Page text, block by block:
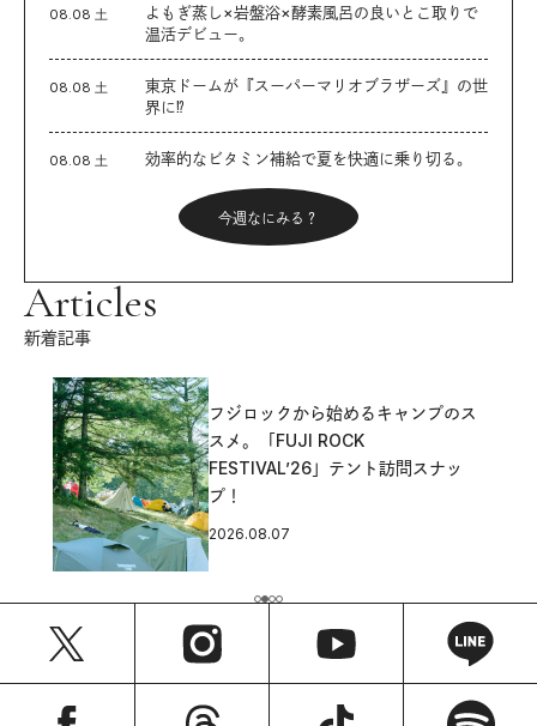
08.08 土
よもぎ蒸し×岩盤浴×酵素風呂の良いとこ取りで
温活デビュー。
08.08 土
東京ドームが『スーパーマリオブラザーズ』の世
界に⁉︎
08.08 土 効率的なビタミン補給で夏を快適に乗り切る。
今週なにみる？
Articles
新着記事
フジロックから始めるキャンプのス
スメ。「FUJI ROCK
FESTIVAL’26」テント訪問スナッ
プ！
2026.08.07